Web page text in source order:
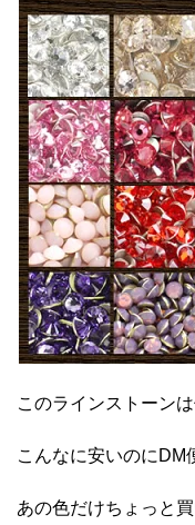
このラインストーン
こんなに安いのにDM
あの色だけちょっと